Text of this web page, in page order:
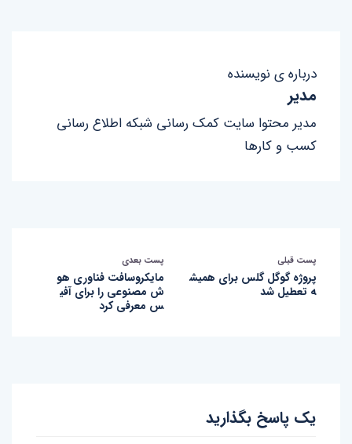
درباره ی نویسنده
مدیر
مدیر محتوا سایت کمک رسانی شبکه اطلاع رسانی
کسب و کارها
پست قبلی
پروژه گوگل گلس برای همیش
ه تعطیل شد
پست بعدی
مایکروسافت فناوری هو
ش مصنوعی را برای آفی
س معرفی کرد
یک پاسخ بگذارید